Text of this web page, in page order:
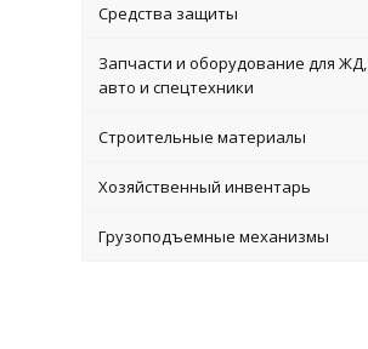
Средства защиты
Запчасти и оборудование для ЖД,
авто и спецтехники
Строительные материалы
Хозяйственный инвентарь
Грузоподъемные механизмы